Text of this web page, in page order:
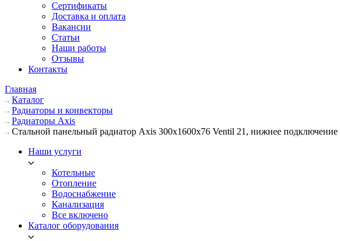
Сертификаты
Доставка и оплата
Вакансии
Статьи
Наши работы
Отзывы
Контакты
Главная
Каталог
Радиаторы и конвекторы
Радиаторы Axis
Стальной панельный радиатор Axis 300х1600х76 Ventil 21, нижнее подключение
Наши услуги
Котельные
Отопление
Водоснабжение
Канализация
Все включено
Каталог оборудования